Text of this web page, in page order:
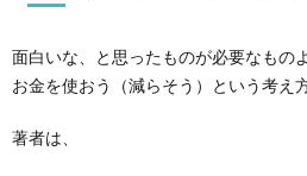
面白いな、と思ったものが必要なもの
お金を使おう（減らそう）という考え
著者は、